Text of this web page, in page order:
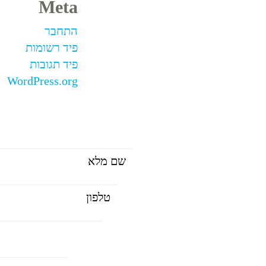
Meta
התחבר
פיד רשומות
פיד תגובות
WordPress.org